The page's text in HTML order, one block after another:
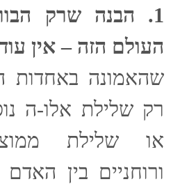
1. הבנה שרק
העולם הזה – אין
שהאמונה באחדות
רק שלילת אלו-ה
או שלילת
ורוחניים בין